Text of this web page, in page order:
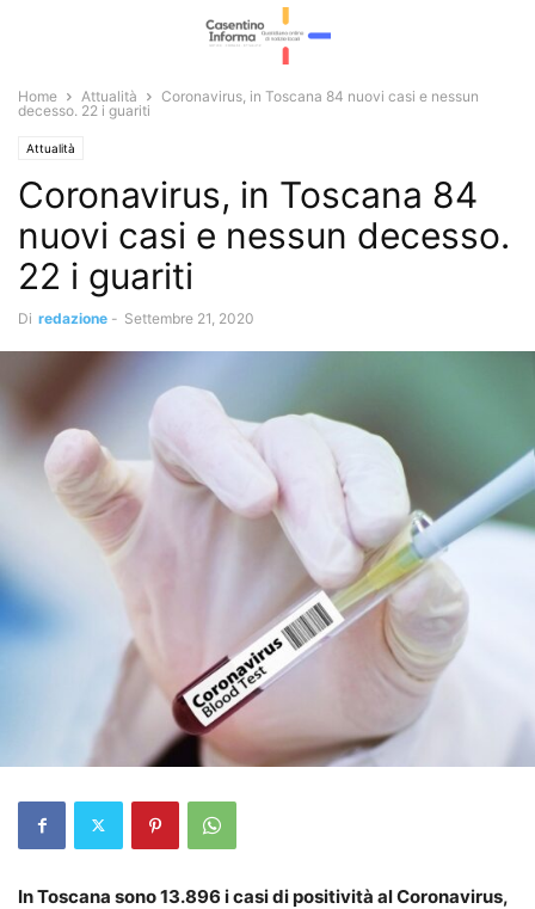
Home Attualità
Coronavirus, in Toscana 84 nuovi casi e nessun
decesso. 22 i guariti
Attualità
Coronavirus, in Toscana 84
nuovi casi e nessun decesso.
22 i guariti
Di redazione - Settembre 21, 2020
In Toscana sono 13.896 i casi di positività al Coronavirus,